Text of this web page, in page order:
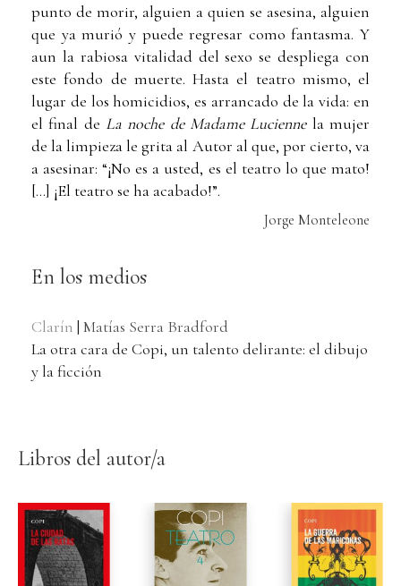
punto de morir, alguien a quien se asesina, alguien
que ya murió y puede regresar como fantasma. Y
aun la rabiosa vitalidad del sexo se despliega con
este fondo de muerte. Hasta el teatro mismo, el
lugar de los homicidios, es arrancado de la vida: en
el final de La noche de Madame Luciennela mujer
de la limpieza le grita al Autor al que, por cierto, va
a asesinar: “¡No es a usted, es el teatro lo que mato!
[...] ¡El teatro se ha acabado!”.
Jorge Monteleone
En los medios
Clarín | Matías Serra Bradford
La otra cara de Copi, un talento delirante: el dibujo
y la ficción
Libros del autor/a